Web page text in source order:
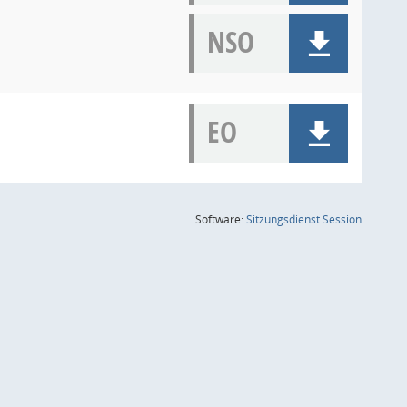
NSO
EO
Software:SitzungsdienstSession(Wird in